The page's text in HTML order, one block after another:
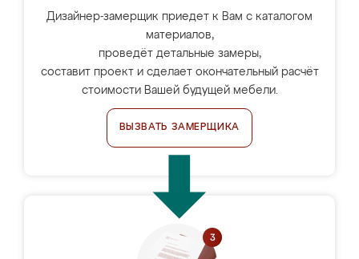
Дизайнер-замерщик приедет к Вам с каталогом
материалов,
проведёт детальные замеры,
составит проект и сделает окончательный расчёт
стоимости Вашей будущей мебели.
ВЫЗВАТЬ ЗАМЕРЩИКА